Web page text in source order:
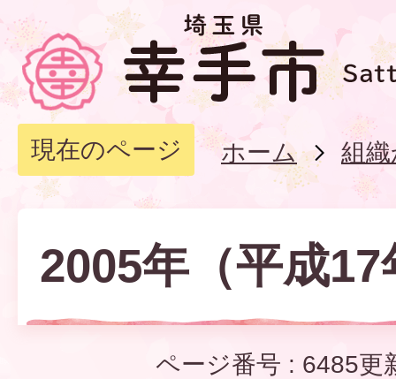
現在のページ ホーム 組
2005年（平成17
ページ番号 : 6485更